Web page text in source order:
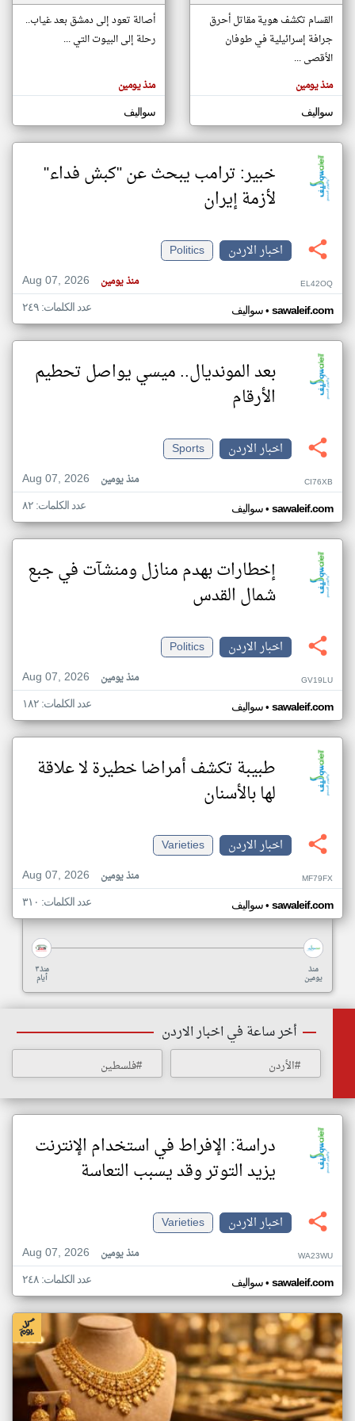
مصادر الأخبار من الاردن
اخبار الاردن على مدار الساعة
أهم اخبار الاردن العاجلة والمباشرة
المقالات
الموجوده
هنا عن
وجهة
نظر
كاتبيها.
القسام تكشف هوية مقاتل أحرق
جرافة إسرائيلية في طوفان
الأقصى ...
منذ يومين
سواليف
أصالة تعود إلى دمشق بعد غياب..
رحلة إلى البيوت التي ...
منذ يومين
سواليف
خبير: ترامب يبحث عن "كبش فداء"
لأزمة إيران
اخبار الاردن
Politics
Aug 07, 2026
منذ يومين EL42OQ
سواليف• sawaleif.com عدد الكلمات: ٢٤٩
بعد المونديال.. ميسي يواصل تحطيم
الأرقام
اخبار الاردن
Sports
Aug 07, 2026
منذ يومين CI76XB
سواليف• sawaleif.com عدد الكلمات: ٨٢
إخطارات بهدم منازل ومنشآت في جبع
شمال القدس
اخبار الاردن
Politics
Aug 07, 2026
منذ يومين GV19LU
سواليف• sawaleif.com عدد الكلمات: ١٨٢
طبيبة تكشف أمراضا خطيرة لا علاقة
لها بالأسنان
اخبار الاردن
Varieties
Aug 07, 2026
منذ يومين MF79FX
سواليف• sawaleif.com عدد الكلمات: ٣١٠
منذ ٣
أيام
منذ
يومين
أخر ساعة في اخبار الاردن
#الأردن #فلسطين
دراسة: الإفراط في استخدام الإنترنت
يزيد التوتر وقد يسبب التعاسة
اخبار الاردن
Varieties
Aug 07, 2026
منذ يومين WA23WU
سواليف• sawaleif.com عدد الكلمات: ٢٤٨
klyoum.com